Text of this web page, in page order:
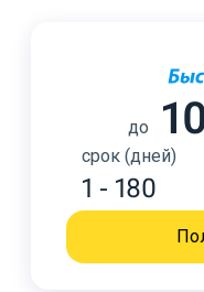
до
срок (дней)
1 - 180